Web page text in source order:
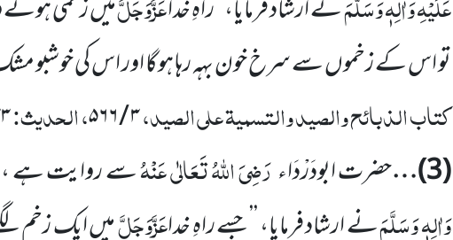
نے ارشاد فرمایا،’’راہِ خدا میں زخمی ہونے
تو اس کے زخموں سے سرخ خون بہہ رہا ہوگا اور اس کی خوشبو
کتاب الذبائح والصید والتسمیۃ علی الصید،۳/۵۶۶، الحدیث:
(
3
)…حضرت ابودَرْدَاءرَضِیَ اللہُ تَعَالٰی عَنْہُسے روایت ہے
وَاٰلِہٖ وَسَلَّمَنے ارشاد فرمایا، ’’ جسےراہِ خداعَزَّوَجَلَّمیں ایک زخم